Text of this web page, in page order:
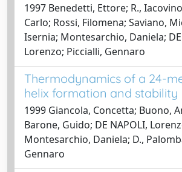
1997 Benedetti, Ettore; R.,
Carlo; Rossi, Filomena; Saviano,
Isernia; Montesarchio, Daniela; DE
Lorenzo; Piccialli, Gennaro
Thermodynamics of a 24-
helix formation and stability
1999 Giancola, Concetta; Buono,
Barone, Guido; DE NAPOLI,
Montesarchio, Daniela; D.,
Gennaro